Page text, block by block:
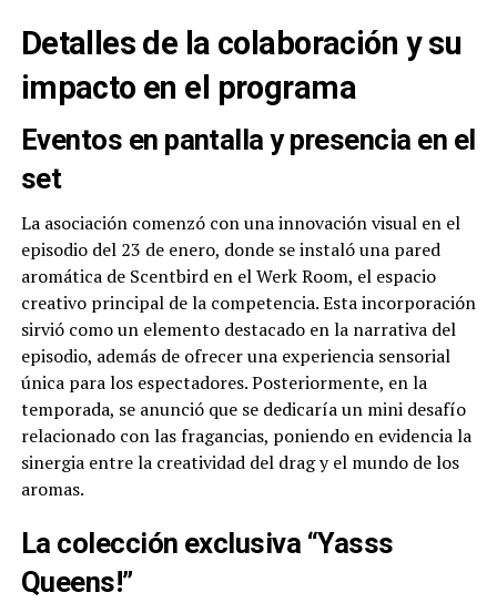
Detalles de la colaboración y su
impacto en el programa
Eventos en pantalla y presencia en el
set
La asociación comenzó con una innovación visual en el
episodio del 23 de enero, donde se instaló una pared
aromática de Scentbird en el Werk Room, el espacio
creativo principal de la competencia. Esta incorporación
sirvió como un elemento destacado en la narrativa del
episodio, además de ofrecer una experiencia sensorial
única para los espectadores. Posteriormente, en la
temporada, se anunció que se dedicaría un mini desafío
relacionado con las fragancias, poniendo en evidencia la
sinergia entre la creatividad del drag y el mundo de los
aromas.
La colección exclusiva “Yasss
Queens!”